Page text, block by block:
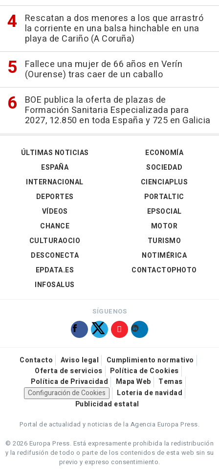
Rescatan a dos menores a los que arrastró
la corriente en una balsa hinchable en una
playa de Cariño (A Coruña)
Fallece una mujer de 66 años en Verín
(Ourense) tras caer de un caballo
BOE publica la oferta de plazas de
Formación Sanitaria Especializada para
2027, 12.850 en toda España y 725 en Galicia
ÚLTIMAS NOTICIAS
ESPAÑA
INTERNACIONAL
DEPORTES
VÍDEOS
ECONOMÍA
SOCIEDAD
CIENCIAPLUS
PORTALTIC
EPSOCIAL
CHANCE
CULTURAOCIO
DESCONECTA
EPDATA.ES
INFOSALUS
MOTOR
TURISMO
NOTIMÉRICA
CONTACTOPHOTO
SÍGUENOS
Contacto Aviso legal
Cumplimiento normativo
Oferta de servicios
Política de Cookies
Política de Privacidad
Mapa Web
Temas
Configuración de Cookies
Loteria de navidad
Publicidad estatal
Portal de actualidad y noticias de la Agencia Europa Press.
© 2026 Europa Press. Está expresamente prohibida la redistribución
y la redifusión de todo o parte de los contenidos de esta web sin su
previo y expreso consentimiento.